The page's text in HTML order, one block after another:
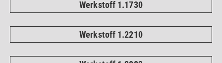
Werkstoff 1.1730
Werkstoff 1.2210